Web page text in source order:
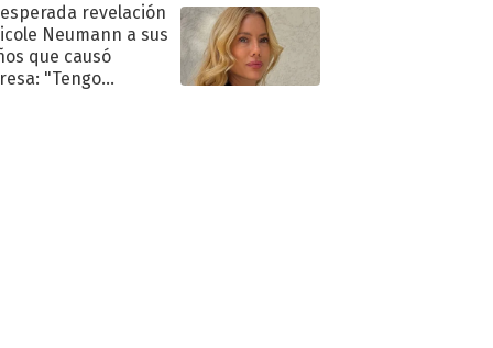
revelación
Neumann a sus
que causó
"Tengo